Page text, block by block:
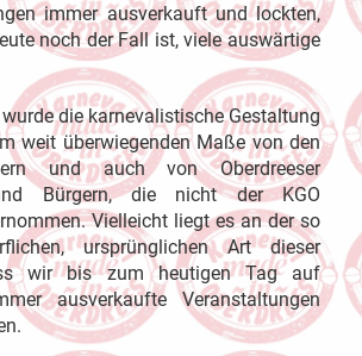
immer ausverkauft und lockten,
noch der Fall ist, viele auswärtige
die karnevalistische Gestaltung
weit überwiegenden Maße von den
und auch von Oberdreeser
Bürgern, die nicht der KGO
Vielleicht liegt es an der so
ursprünglichen Art dieser
wir bis zum heutigen Tag auf
ausverkaufte Veranstaltungen